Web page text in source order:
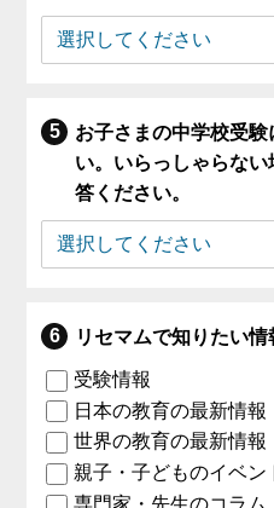
お子さまの中学校受
い。いらっしゃらな
答ください。
リセマムで知りたい情
受験情報
日本の教育の最新情報
世界の教育の最新情報
親子・子どものイベン
専門家・先生のコラム